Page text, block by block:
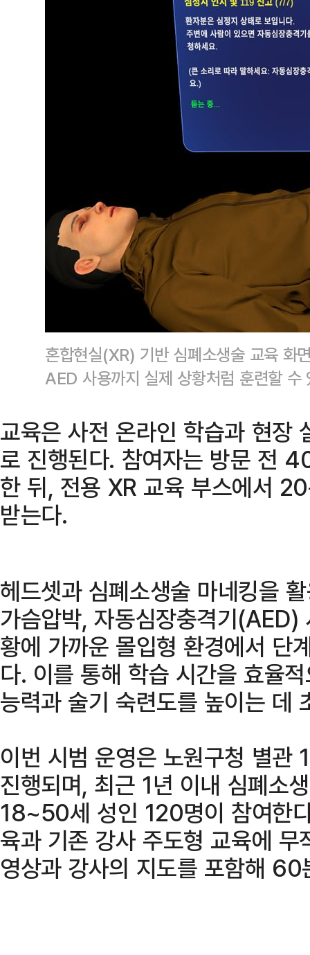
혼합현실(XR) 기반 심폐소생술 교육 화
AED 사용까지 실제 상황처럼 훈련할
교육은 사전 온라인 학습과 현장
로 진행된다. 참여자는 방문 전
한 뒤, 전용 XR 교육 부스에서
받는다.
헤드셋과 심폐소생술 마네킹을
가슴압박, 자동심장충격기
황에 가까운 몰입형 환경에서 단
다. 이를 통해 학습 시간을 효율
능력과 술기 숙련도를 높이는 데
이번 시범 운영은 노원구청 별관
진행되며, 최근 1년 이내 심폐소
18~50세 성인 120명이 참여한
육과 기존 강사 주도형 교육에
영상과 강사의 지도를 포함해 60